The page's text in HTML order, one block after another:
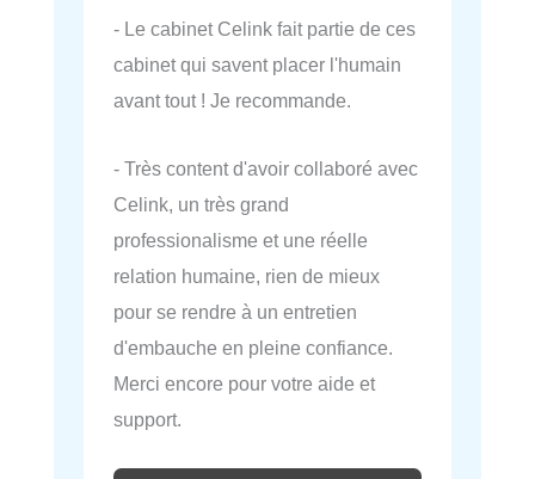
- Le cabinet Celink fait partie de ces
cabinet qui savent placer l'humain
avant tout ! Je recommande.
- Très content d'avoir collaboré avec
Celink, un très grand
professionalisme et une réelle
relation humaine, rien de mieux
pour se rendre à un entretien
d'embauche en pleine confiance.
Merci encore pour votre aide et
support.